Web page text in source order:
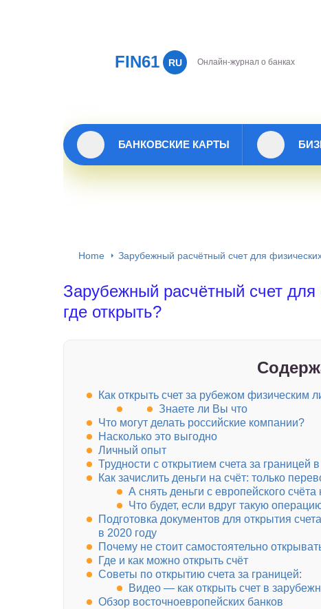
FIN61 RU Онлайн-журнал о банках
БАНКОВСКИЕ КАРТЫ
Home Зарубежный расчётный счет для
Зарубежный расчётный счет для
где открыть?
Как открыть счет за рубежом физическим
Знаете ли Вы что
Что могут делать российские компании?
Насколько это выгодно
Личный опыт
Трудности с открытием счета за границей
Как зачислить деньги на счёт: только
А снять деньги с европейского
Что будет, если вдруг такую
Подготовка документов для открытия
в 2020 году
Почему не стоит самостоятельно
Где и как можно открыть счёт
Советы по открытию счета за границей:
Видео — как открыть счет в
Обзор восточноевропейских банков